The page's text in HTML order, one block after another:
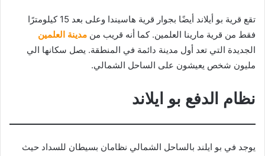
تقع قرية بو أيلاند أيضًا بجوار قرية هاسيندا وعلى بعد 15 كيلومترًا
فقط من قرية مارينا العلمين. كما أنه قريب من مدينة العلمين
الجديدة التي تعد أول مدينة دائمة في المنطقة. يصل سكانها الي
مليون شخص يعيشون على الساحل الشمالي.
نظام الدفع بو ايلاند
يوجد في بو ايلند بالساحل الشمالي نظامان بسيطان للسداد حيث